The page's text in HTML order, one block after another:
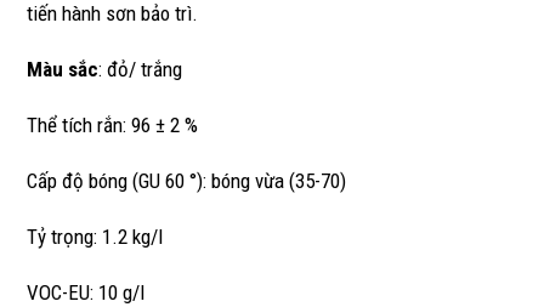
tiến hành sơn bảo trì.
Màu sắc: đỏ/ trắng
Thể tích rắn: 96 ± 2 %
Cấp độ bóng (GU 60 °): bóng vừa (35-70)
Tỷ trọng: 1.2 kg/l
VOC-EU: 10 g/l